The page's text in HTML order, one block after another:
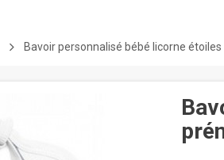
Bavoir personnalisé bébé licorne